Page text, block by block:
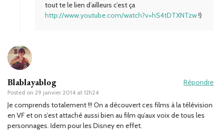
tout te le lien d’ailleurs c’est ça
http://www.youtube.com/watch?v=hS4tDTXNTzw!)
Blablayablog
Posted on 29 janvier 2014 at 12h24
Répondre
Je comprends totalement !!! On a découvert ces films à la télévision
en VF et on s’est attaché aussi bien au film qu’aux voix de tous les
personnages. Idem pour les Disney en effet.